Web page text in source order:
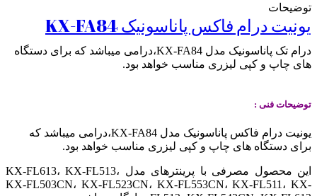
توضیحات
یونیت درام فاکس پاناسونیک KX-FA84
درام تک پاناسونیک مدل KX-FA84،درامی میباشد که برای دستگاه
های چاپ و کپی لیزری مناسب خواهد بود.
توضیحات فنی :
یونیت درام فاکس پاناسونیک مدل KX-FA84،درامی میباشد که
برای دستگاه های چاپ و کپی لیزری مناسب خواهد بود.
این محصول مصرفی با پرینترهای مدل KX-FL613، KX-FL513،
KX-FL503CN، KX-FL523CN، KX-FL553CN، KX-FL511، KX-